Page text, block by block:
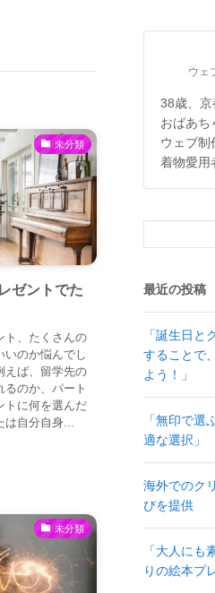
未分類
ゼントでた
ト、たくさんの
いのか悩んでし
えば、留学先の
のか、パート
トに何を選んだ
自分自身...
未分類
ウェ
38歳、
おばあち
ウェブ制
着物愛用
最近の投稿
「誕生日と
することで
よう！」
「無印で選
適な選択」
海外でのク
びを提供
「大人にも
りの絵本プ